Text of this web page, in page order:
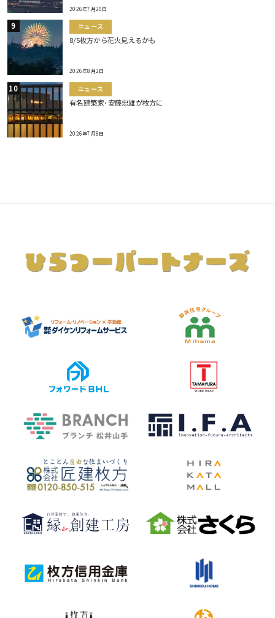
2026年7月20日
ニュース
8/5枚方から花火見えるかも
2026年8月2日
ニュース
有名建築家･安藤忠雄が枚方に
2026年7月8日